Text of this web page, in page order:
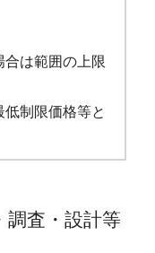
は範囲の上限
制限価格等と
調査・設計等